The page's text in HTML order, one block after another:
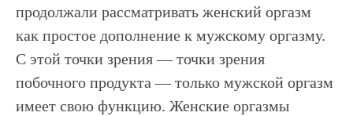
продолжали рассматривать женский оргазм
как простое дополнение к мужскому оргазму.
С этой точки зрения — точки зрения
побочного продукта — только мужской оргазм
имеет свою функцию. Женские оргазмы